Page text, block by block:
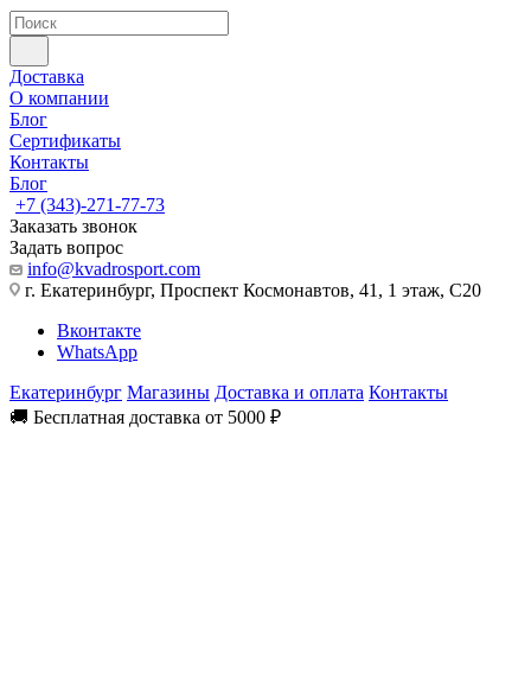
Доставка
О компании
Блог
Сертификаты
Контакты
Блог
+7 (343)-271-77-73
Заказать звонок
Задать вопрос
info@kvadrosport.com
г. Екатеринбург, Проспект Космонавтов, 41, 1 этаж, С20
Вконтакте
WhatsApp
Екатеринбург Магазины Доставка и оплата Контакты
🚚 Бесплатная доставка от 5000 ₽